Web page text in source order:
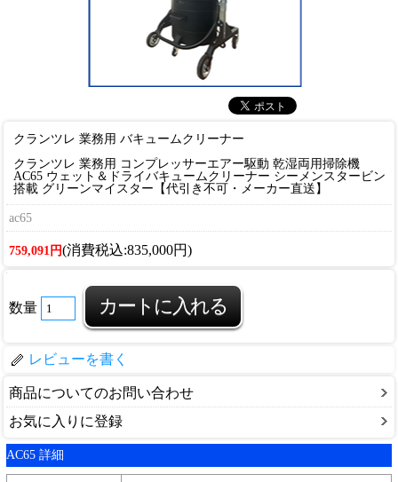
クランツレ 業務用 バキュームクリーナー
クランツレ 業務用 コンプレッサーエアー駆動 乾湿両用掃除機
AC65 ウェット＆ドライバキュームクリーナー シーメンスタービン
搭載 グリーンマイスター【代引き不可・メーカー直送】
ac65
759,091円(消費税込:835,000円)
数量
レビューを書く
商品についてのお問い合わせ
お気に入りに登録
AC65 詳細